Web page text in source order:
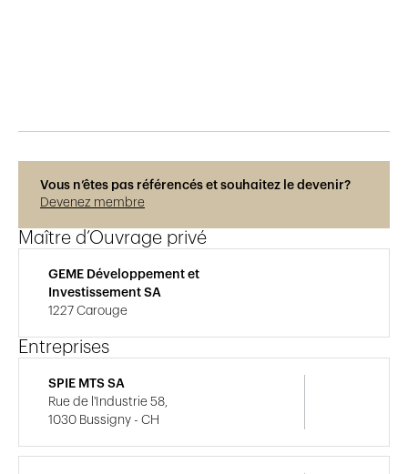
Vous n’êtes pas référencés et souhaitez le devenir?
Devenez membre
Maître d’Ouvrage privé
GEME Développement et
Investissement SA
1227 Carouge
Entreprises
SPIE MTS SA
Rue de l'Industrie 58,
1030 Bussigny - CH